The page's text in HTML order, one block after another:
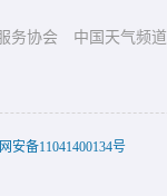
务协会 中国天气频道
安备11041400134号